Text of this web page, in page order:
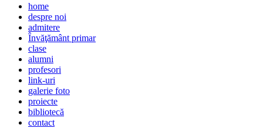
home
despre noi
admitere
Învăţământ primar
clase
alumni
profesori
link-uri
galerie foto
proiecte
bibliotecă
contact